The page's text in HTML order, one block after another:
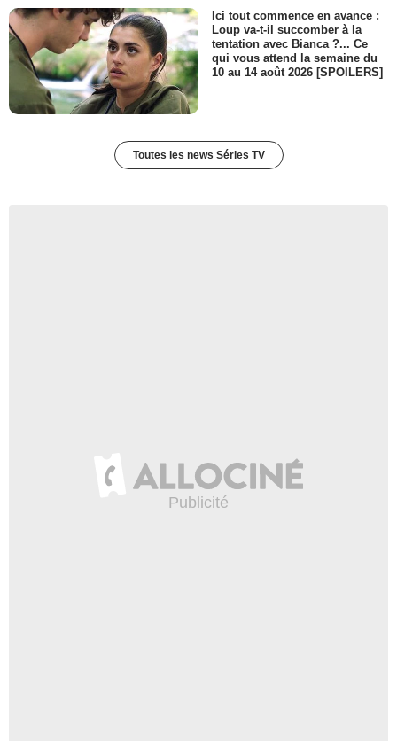
Ici tout commence en avance :
Loup va-t-il succomber à la
tentation avec Bianca ?... Ce
qui vous attend la semaine du
10 au 14 août 2026 [SPOILERS]
Toutes les news Séries TV